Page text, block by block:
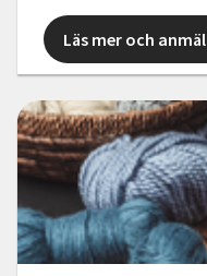
Läs mer och anmäl